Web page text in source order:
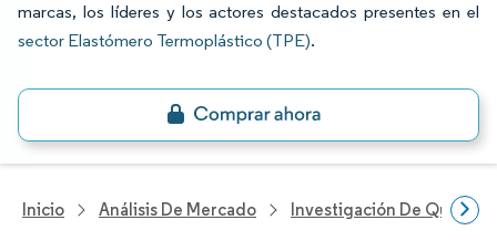
marcas, los líderes y los actores destacados presentes en el
sector Elastómero Termoplástico (TPE).
Inicio Análisis De Mercado Investigación De